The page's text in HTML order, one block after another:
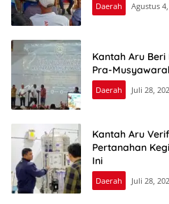
Daerah Agustus
Kantah Aru Beri
Pra-
Daerah Juli 28,
Kantah Aru
Pertanahan
Ini
Daerah Juli 28,